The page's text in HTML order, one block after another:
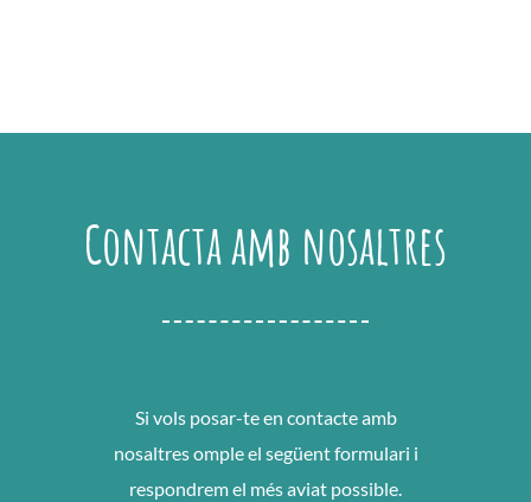
Contacta amb nosaltres
Si vols posar-te en contacte amb
nosaltres omple el següent formulari i
respondrem el més aviat possible.